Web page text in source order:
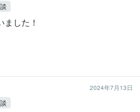
した！
2024年7月13日